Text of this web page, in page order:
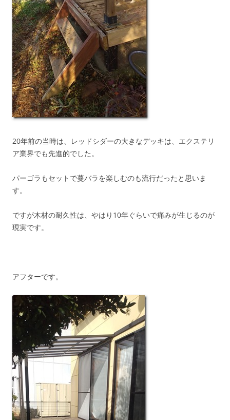
20年前の当時は、レッドシダーの大きなデッキは、エクステリ
ア業界でも先進的でした。
パーゴラもセットで蔓バラを楽しむのも流行だったと思いま
す。
ですが木材の耐久性は、やはり10年ぐらいで痛みが生じるのが
現実です。
アフターです。